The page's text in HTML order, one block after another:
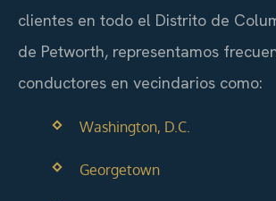
clientes en todo el Distrito de
de Petworth, representamos
conductores en vecindarios como:
Washington, D.C.
Georgetown